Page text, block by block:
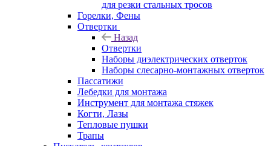
для резки стальных тросов
Горелки, Фены
Отвертки
Назад
Отвертки
Наборы диэлектрических отверток
Наборы слесарно-монтажных отверток
Пассатижи
Лебедки для монтажа
Инструмент для монтажа стяжек
Когти, Лазы
Тепловые пушки
Трапы